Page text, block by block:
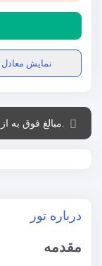
نمایش معادل
.مبالغ فوق به
درباره تور
مقدمه